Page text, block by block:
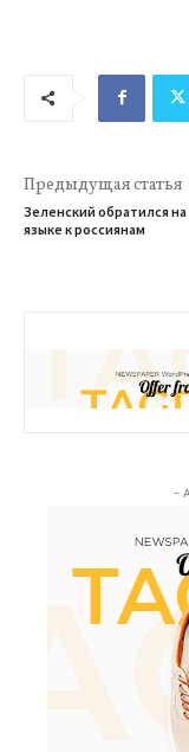
Предыдущая статья
Зеленский обратился
языке к россиянам
-